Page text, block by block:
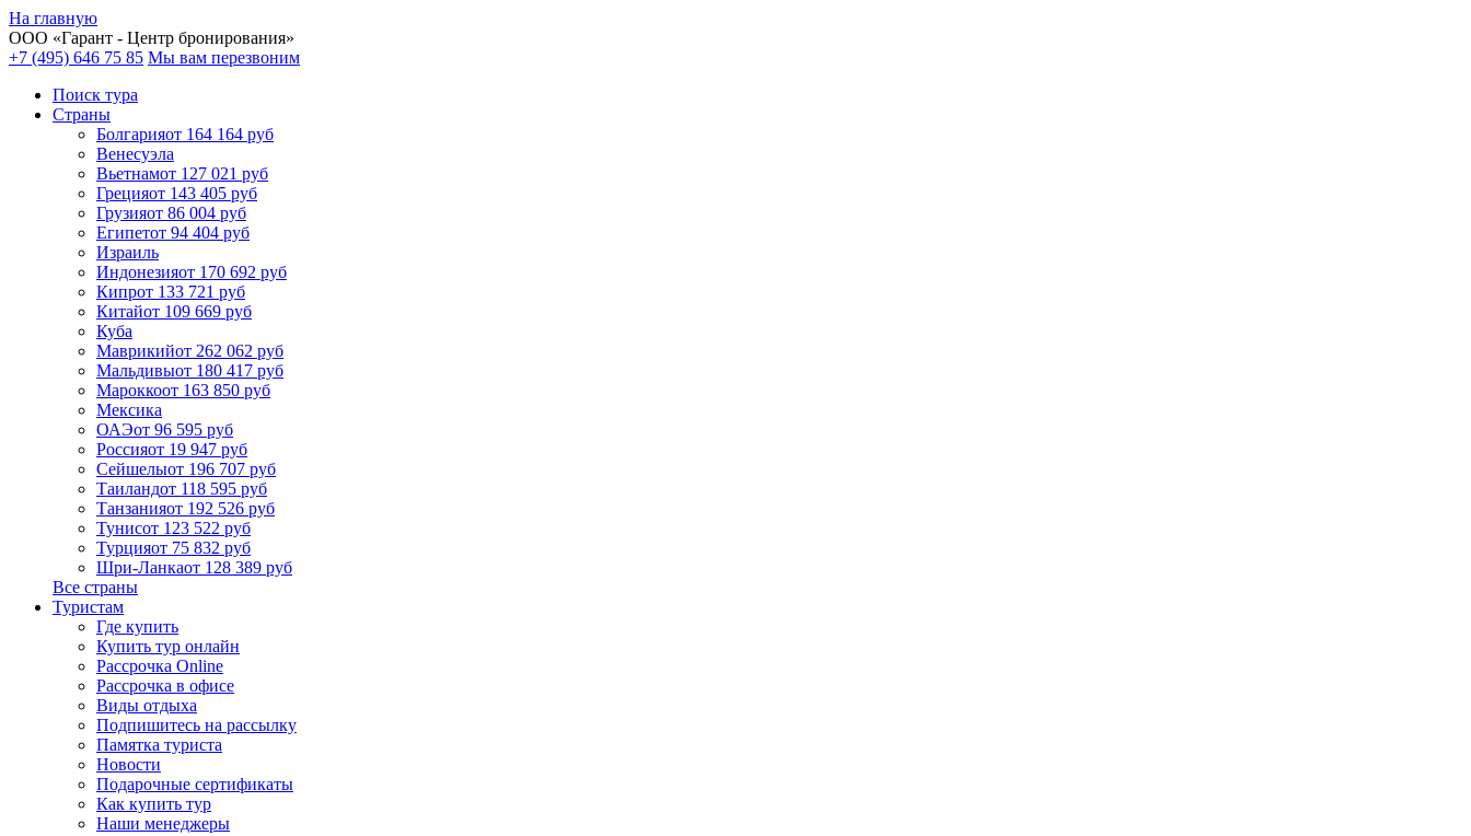
На главную
ООО «Гарант - Центр бронирования»
+7 (495) 646 75 85 Мы вам перезвоним
Поиск тура
Cтраны
Болгарияот 164 164 руб
Венесуэла
Вьетнамот 127 021 руб
Грецияот 143 405 руб
Грузияот 86 004 руб
Египетот 94 404 руб
Израиль
Индонезияот 170 692 руб
Кипрот 133 721 руб
Китайот 109 669 руб
Куба
Маврикийот 262 062 руб
Мальдивыот 180 417 руб
Мароккоот 163 850 руб
Мексика
ОАЭот 96 595 руб
Россияот 19 947 руб
Сейшелыот 196 707 руб
Таиландот 118 595 руб
Танзанияот 192 526 руб
Тунисот 123 522 руб
Турцияот 75 832 руб
Шри-Ланкаот 128 389 руб
Все страны
Туристам
Где купить
Купить тур онлайн
Рассрочка Online
Рассрочка в офисе
Виды отдыха
Подпишитесь на рассылку
Памятка туриста
Новости
Подарочные сертификаты
Как купить тур
Наши менеджеры